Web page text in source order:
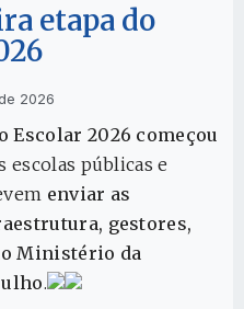
etapa do
2026
Escolar 2026 começou
escolas públicas e
enviar as
gestores,
Ministério da
.